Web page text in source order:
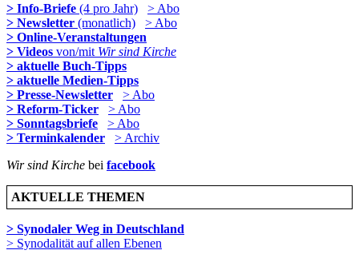
> Info-Briefe (4 pro Jahr)
> Abo
> Newsletter (monatlich)
> Abo
> Online-Veranstaltungen
> Videos von/mit Wir sind Kirche
> aktuelle Buch-Tipps
> aktuelle Medien-Tipps
> Presse-Newsletter
> Abo
> Reform-Ticker
> Abo
> Sonntagsbriefe
> Abo
> Terminkalender
> Archiv
Wir sind Kirche bei facebook
AKTUELLE THEMEN
> Synodaler Weg in Deutschland
> Synodalität auf allen Ebenen